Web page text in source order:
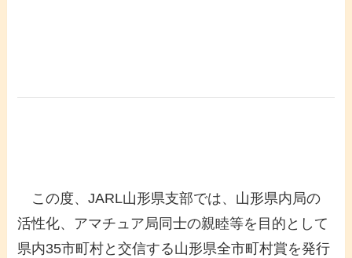
この度、JARL山形県支部では、山形県内局の
活性化、アマチュア局同士の親睦等を目的として
県内35市町村と交信する山形県全市町村賞を発行